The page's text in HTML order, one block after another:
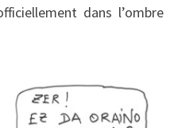
dans l’ombre